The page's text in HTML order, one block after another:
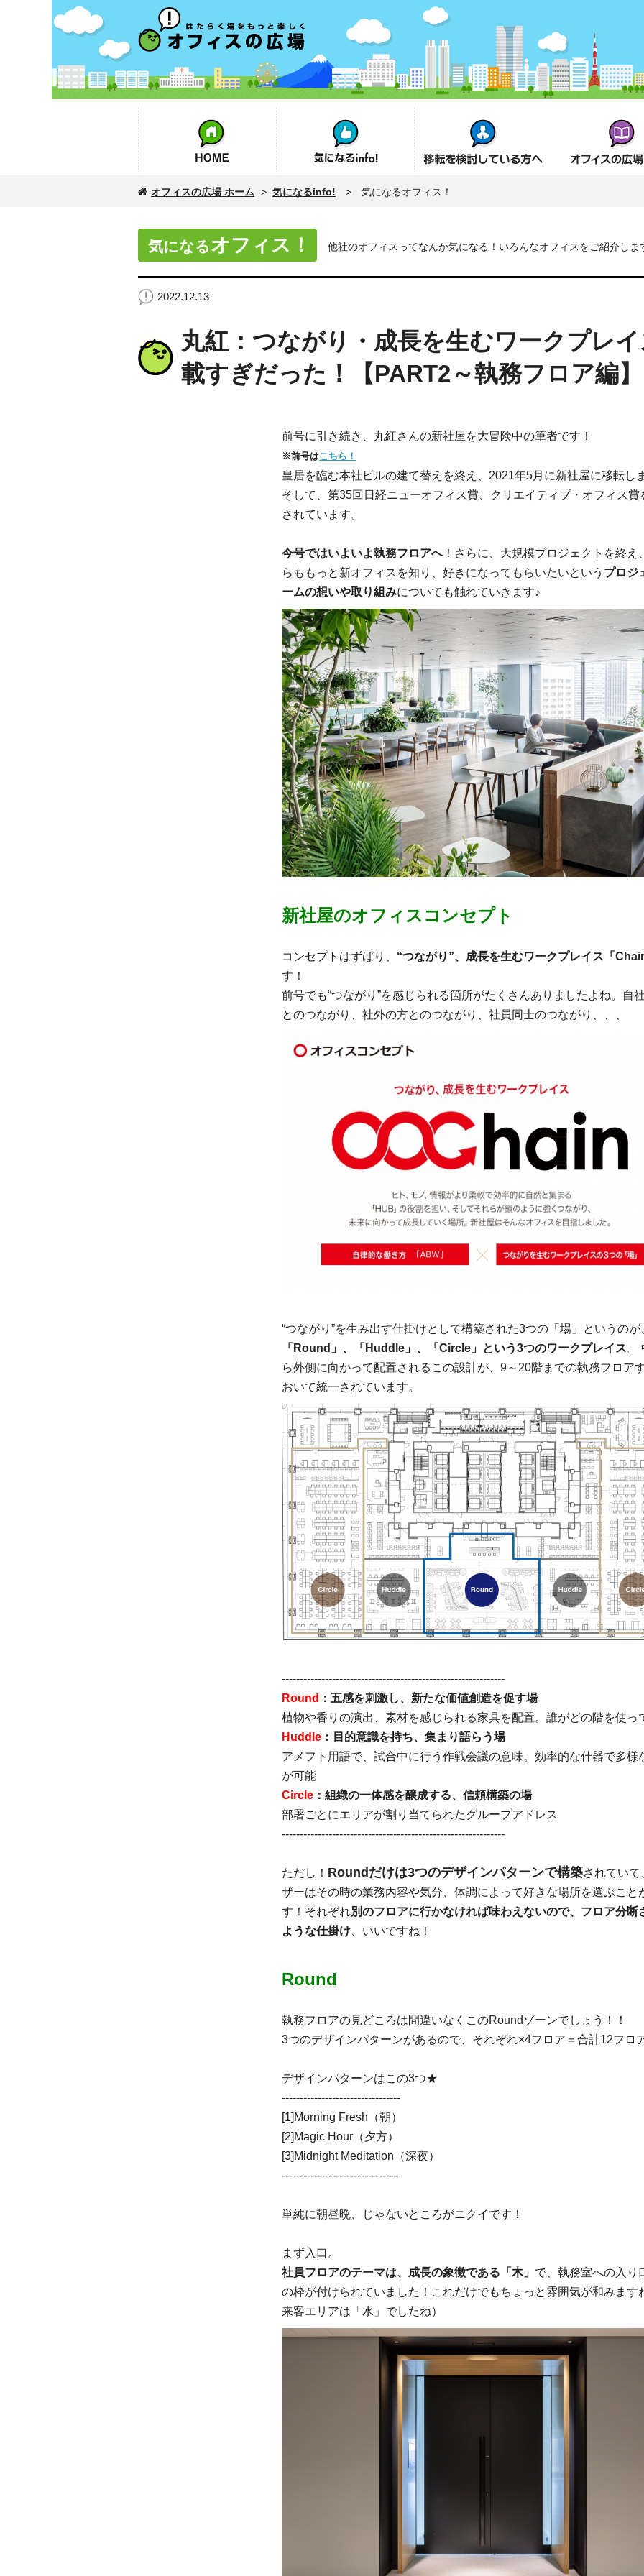
オフィスの広場 ホーム > 気になるinfo! > 気になるオフィス！
気になるオフィス！ 他社のオフィスってなんか気になる！いろんなオフィスをご紹介しま
2022.12.13
丸紅：つながり・成長を生むワークプレ
載すぎだった！【PART2～執務フロア編】
前号に引き続き、丸紅さんの新社屋を大冒険中の筆者です！
※前号はこちら！
皇居を臨む本社ビルの建て替えを終え、2021年5月に新社屋に移転し
そして、第35回日経ニューオフィス賞、クリエイティブ・オフィス賞
されています。
今号ではいよいよ執務フロアへ！さらに、大規模プロジェクトを終え
らももっと新オフィスを知り、好きになってもらいたいという プロジ
ームの想いや取り組みについても触れていきます♪
新社屋のオフィスコンセプト
コンセプトはずばり、 “つながり”、成長を生むワークプレイス「
す！
前号でも“つながり”を感じられる箇所がたくさんありましたよね。自
とのつながり、社外の方とのつながり、社員同士のつながり、、、
“つながり”を生み出す仕掛けとして構築された3つの「場」というのが
「Round」、「Huddle」、「Circle」という3つのワークプレイス。
ら外側に向かって配置されるこの設計が、9～20階までの執務フロア
おいて統一されています。
--------------------------------------------------------------
Round ：五感を刺激し、新たな価値創造を促す場
植物や香りの演出、素材を感じられる家具を配置。誰がどの階を使っ
Huddle ：目的意識を持ち、集まり語らう場
アメフト用語で、試合中に行う作戦会議の意味。効率的な什器で多様
が可能
Circle ：組織の一体感を醸成する、信頼構築の場
部署ごとにエリアが割り当てられたグループアドレス
--------------------------------------------------------------
ただし！ Roundだけは3つのデザインパターンで構築されていて
ザーはその時の業務内容や気分、体調によって好きな場所を選ぶこと
す！それぞれ別のフロアに行かなければ味わえないので、フロア分断
ような仕掛け 、いいですね！
Round
執務フロアの見どころは間違いなくこのRoundゾーンでしょう！！
3つのデザインパターンがあるので、それぞれ×4フロア＝合計12フロ
デザインパターンはこの3つ★
---------------------------------
[1]Morning Fresh（朝）
[2]Magic Hour（夕方）
[3]Midnight Meditation（深夜）
---------------------------------
単純に朝昼晩、じゃないところがニクイです！
まず入口。
社員フロアのテーマは、成長の象徴である「木」 で、執務室への入り
の枠が付けられていました！これだけでもちょっと雰囲気が和みま
来客エリアは「水」でしたね）